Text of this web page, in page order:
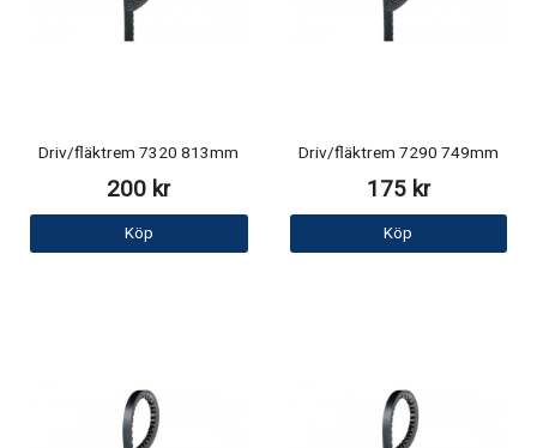
Driv/fläktrem 7320 813mm
200 kr
Köp
Driv/fläktrem 7290 749mm
175 kr
Köp